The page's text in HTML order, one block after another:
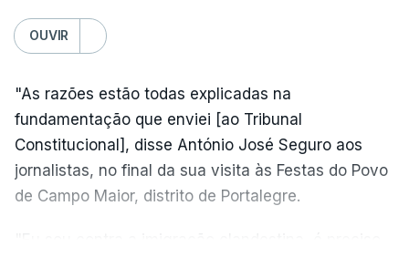
OUVIR
"As razões estão todas explicadas na
fundamentação que enviei [ao Tribunal
Constitucional], disse António José Seguro aos
jornalistas, no final da sua visita às Festas do Povo
de Campo Maior, distrito de Portalegre.